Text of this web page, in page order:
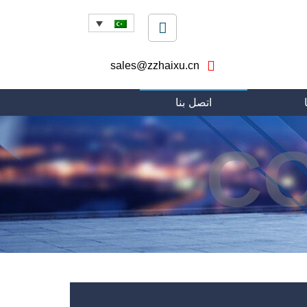
sales@zzhaixu.cn
اتصل بنا